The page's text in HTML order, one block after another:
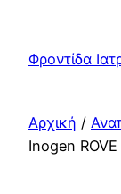
περιεχόμενο
Φροντίδα
Αρχική /
Inogen